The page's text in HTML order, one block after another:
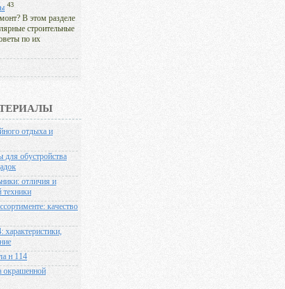
43
В этом разделе
строительные
по их
отдыха и
обустройства
отличия и
техники
качество
н 114
окрашенной